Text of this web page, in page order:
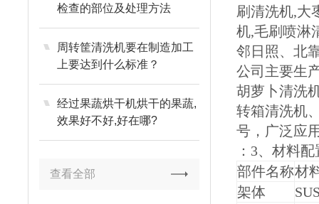
检查的部位及处理方法
周转筐清洗机要在制造加工
上要达到什么标准？
经过果蔬烘干机烘干的果蔬,
效果好不好,好在哪?
查看全部
刷清洗机,大
机,毛刷喷淋
邻日照、北
公司主要生
胡萝卜清洗
转箱清洗机
号，广泛应
：3、材料
部件名称材
架体